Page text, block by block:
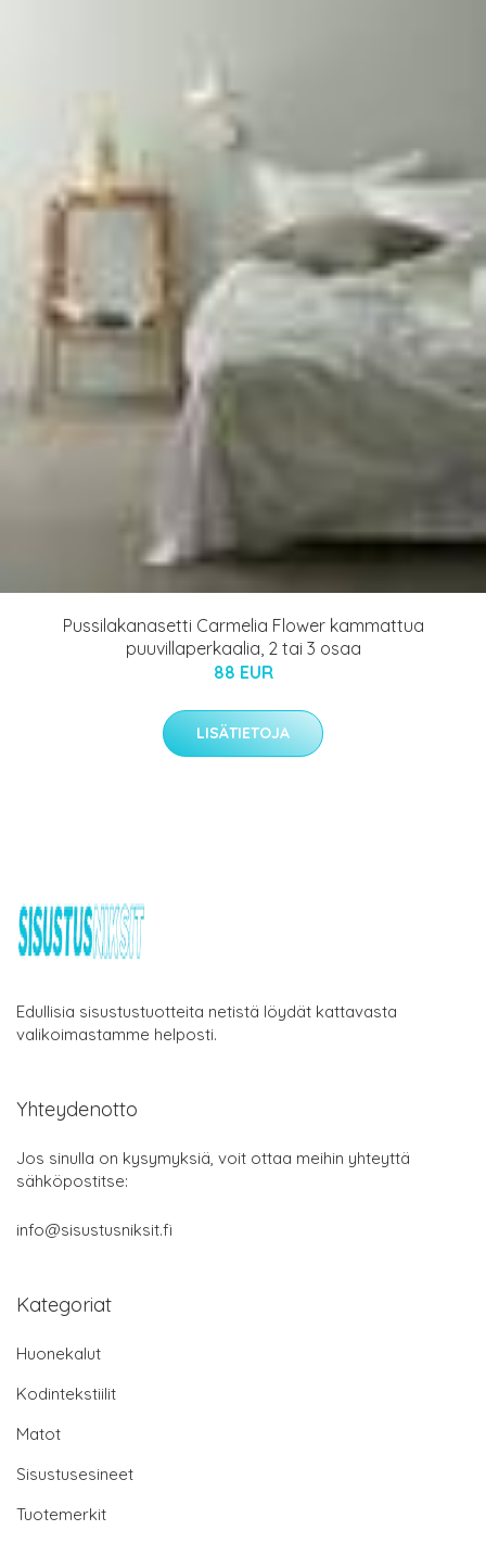
Pussilakanasetti Carmelia Flower kammattua
puuvillaperkaalia, 2 tai 3 osaa
88 EUR
LISÄTIETOJA
Edullisia sisustustuotteita netistä löydät kattavasta
valikoimastamme helposti.
Yhteydenotto
Jos sinulla on kysymyksiä, voit ottaa meihin yhteyttä
sähköpostitse:
info@sisustusniksit.fi
Kategoriat
Huonekalut
Kodintekstiilit
Matot
Sisustusesineet
Tuotemerkit